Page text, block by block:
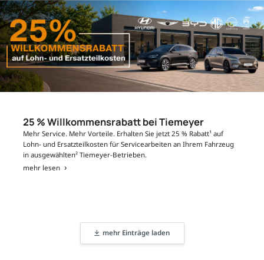
25 % Willkommensrabatt bei Tiemeyer
Mehr Service. Mehr Vorteile. Erhalten Sie jetzt 25 % Rabatt¹ auf
Lohn- und Ersatzteilkosten für Servicearbeiten an Ihrem Fahrzeug
in ausgewählten² Tiemeyer-Betrieben.
mehr lesen
mehr Einträge laden